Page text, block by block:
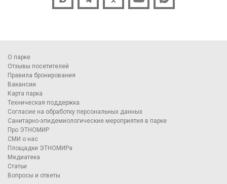
О парке
Отзывы посетителей
Правила бронирования
Вакансии
Карта парка
Техническая поддержка
Согласие на обработку персональных данных
Санитарно-эпидемиологические мероприятия в парке
Про ЭТНОМИР
СМИ о нас
Площадки ЭТНОМИРа
Медиатека
Статьи
Вопросы и ответы